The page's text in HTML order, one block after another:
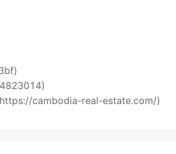
cambodia-real-estate.com/)